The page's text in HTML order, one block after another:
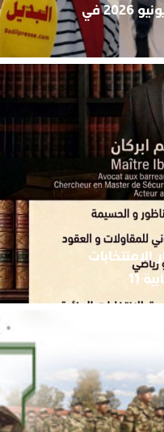
نطلاق امتحانات البكالوريا دورة يونيو 2026 في
الامنتخابات
11